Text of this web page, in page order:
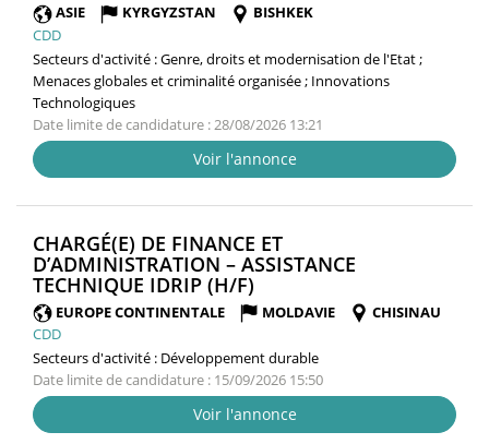
ASIE KYRGYZSTAN
BISHKEK
CDD
Secteurs d'activité :Genre, droits et modernisation de l'Etat ;
Menaces globales et criminalité organisée ; Innovations
Technologiques
Date limite de candidature : 28/08/2026 13:21
Voir l'annonce
CHARGÉ(E) DE FINANCE ET
D’ADMINISTRATION – ASSISTANCE
TECHNIQUE IDRIP (H/F)
FENÊTRE)
EUROPE CONTINENTALE MOLDAVIE
CHISINAU
CDD
Secteurs d'activité : Développement durable
Date limite de candidature : 15/09/2026 15:50
Voir l'annonce